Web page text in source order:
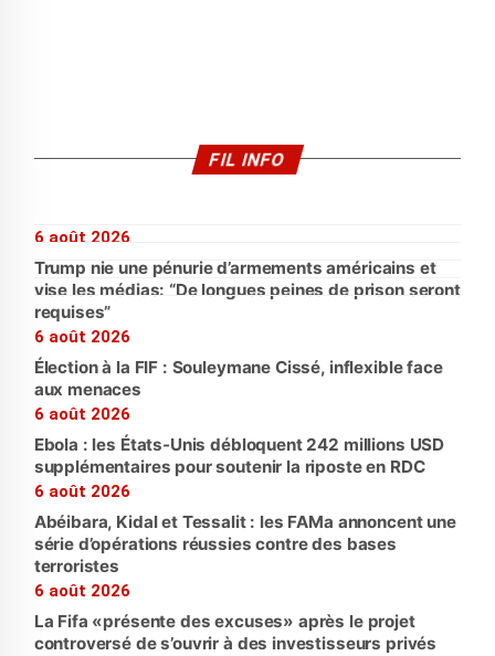
FIL INFO
6 août 2026
Trump nie une pénurie d’armements américains et
vise les médias: “De longues peines de prison seront
requises”
6 août 2026
Élection à la FIF : Souleymane Cissé, inflexible face
aux menaces
6 août 2026
Ebola : les États-Unis débloquent 242 millions USD
supplémentaires pour soutenir la riposte en RDC
6 août 2026
Abéibara, Kidal et Tessalit : les FAMa annoncent une
série d’opérations réussies contre des bases
terroristes
6 août 2026
La Fifa «présente des excuses» après le projet
controversé de s’ouvrir à des investisseurs privés